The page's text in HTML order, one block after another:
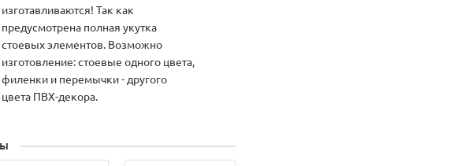
изготавливаются! Так как
предусмотрена полная укутка
стоевых элементов. Возможно
изготовление: стоевые одного цвета,
филенки и перемычки - другого
цвета ПВХ-декора.